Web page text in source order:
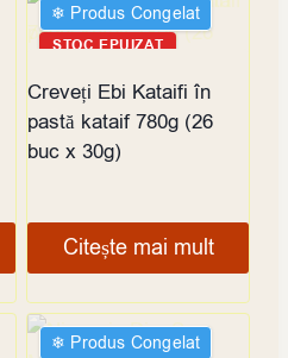
❄︎ Produs Congelat
STOC EPUIZAT
Creveți Ebi Kataifi în
pastă kataif 780g (26
buc x 30g)
Citește mai mult
❄︎ Produs Congelat